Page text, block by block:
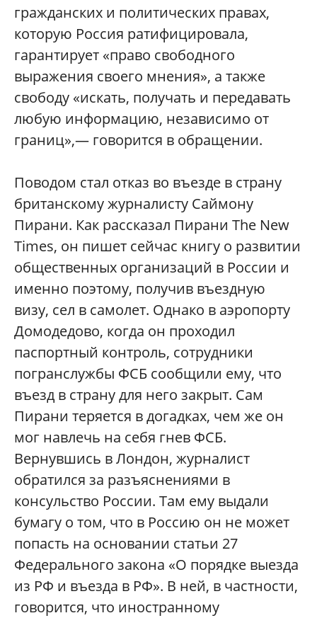
гражданских и политических правах,
которую Россия ратифицировала,
гарантирует «право свободного
выражения своего мнения», а также
свободу «искать, получать и передавать
любую информацию, независимо от
границ»,— говорится в обращении.
Поводом стал отказ во въезде в страну
британскому журналисту Саймону
Пирани. Как рассказал Пирани The New
Times, он пишет сейчас книгу о развитии
общественных организаций в России и
именно поэтому, получив въездную
визу, сел в самолет. Однако в аэропорту
Домодедово, когда он проходил
паспортный контроль, сотрудники
погранслужбы ФСБ сообщили ему, что
въезд в страну для него закрыт. Сам
Пирани теряется в догадках, чем же он
мог навлечь на себя гнев ФСБ.
Вернувшись в Лондон, журналист
обратился за разъяснениями в
консульство России. Там ему выдали
бумагу о том, что в Россию он не может
попасть на основании статьи 27
Федерального закона «О порядке выезда
из РФ и въезда в РФ». В ней, в частности,
говорится, что иностранному